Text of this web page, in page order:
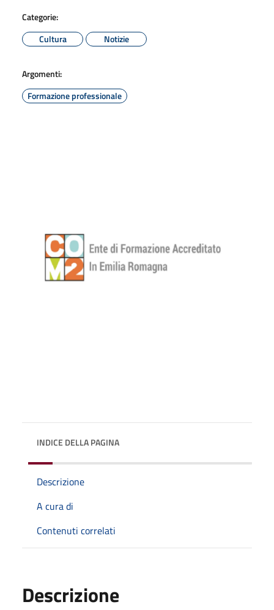
Categorie:
Cultura
Notizie
Argomenti:
Formazione professionale
INDICE DELLA PAGINA
Descrizione
A cura di
Contenuti correlati
Descrizione